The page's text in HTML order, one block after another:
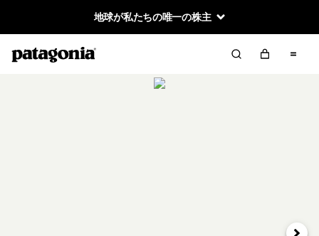
地球が私たちの唯一の株主
次へ